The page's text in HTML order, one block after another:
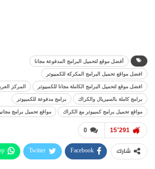
أفضل موقع لتحميل البرامج المدفوعة مجانا
افضل مواقع تحميل البرامج المكركة للكمبيوتر
افضل موقع لتحميل البرامج الكاملة مجانا للكمبيوتر
المركز
برامج كاملة بالسيريال والكراك
برامج مدفوعة للكمبيوتر
مواقع تحميل برامج كمبيوتر مع الكراك
مواقع تحميل برامج
0 15٬291
شارك Facebook
Twitter